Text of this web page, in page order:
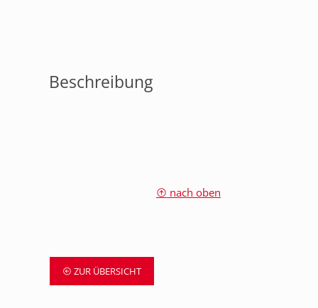
Beschreibung
nach oben
ZUR ÜBERSICHT